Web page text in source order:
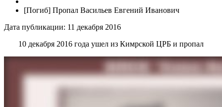
[Погиб] Пропал Васильев Евгений Иванович
Дата публикации: 11 декабря 2016
10 декабря 2016 года ушел из Кимрской ЦРБ и пропал